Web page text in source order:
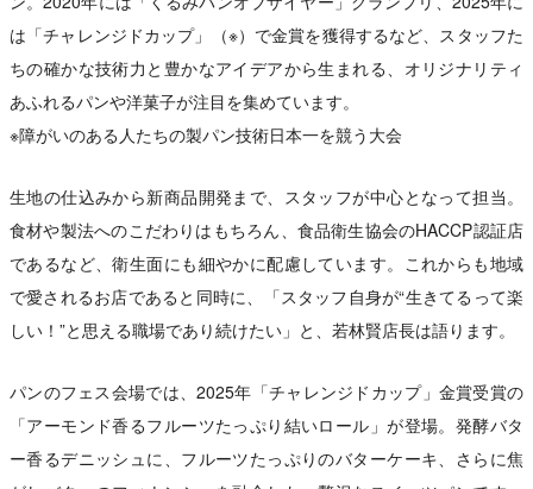
は「チャレンジドカップ」（※）で金賞を獲得するなど、スタッフた
ちの確かな技術力と豊かなアイデアから生まれる、オリジナリティ
あふれるパンや洋菓子が注目を集めています。
※障がいのある人たちの製パン技術日本一を競う大会
生地の仕込みから新商品開発まで、スタッフが中心となって担当。
食材や製法へのこだわりはもちろん、食品衛生協会のHACCP認証店
であるなど、衛生面にも細やかに配慮しています。これからも地域
で愛されるお店であると同時に、「スタッフ自身が“生きてるって楽
しい！”と思える職場であり続けたい」と、若林賢店長は語ります。
パンのフェス会場では、2025年「チャレンジドカップ」金賞受賞の
「アーモンド香るフルーツたっぷり結いロール」が登場。発酵バタ
ー香るデニッシュに、フルーツたっぷりのバターケーキ、さらに焦